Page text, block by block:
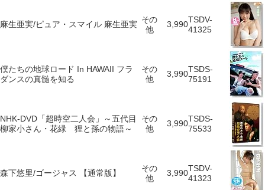
麻生亜実/ピュア・スマイル 麻生亜実 その
他
3,990TSDV-
41325
僕たちの地球ロード In HAWAII フラ
ダンスの真髄を知る
その
他
3,990TSDS-
75191
NHK-DVD「超時空二人会」～五代目
柳家小さん・花緑 狸と孫の物語～
その
他
3,990TSDS-
75533
森下悠里/ゴージャス 【通常版】
その
他
3,990TSDV-
41323